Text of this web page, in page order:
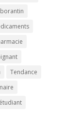
Tendance
étudiant